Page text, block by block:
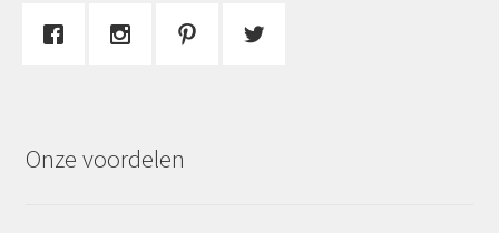
Onze voordelen